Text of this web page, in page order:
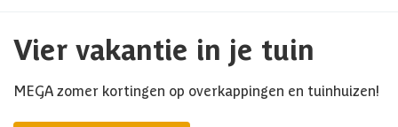
Vier vakantie in je tuin
MEGA zomer kortingen op overkappingen en tuinhuizen!